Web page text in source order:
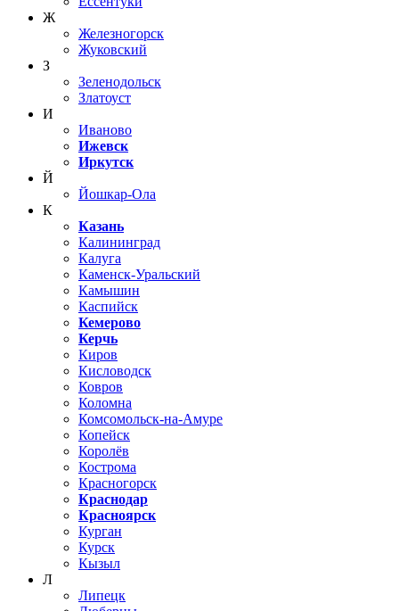
Ж
Железногорск
Жуковский
З
Зеленодольск
Златоуст
И
Иваново
Ижевск
Иркутск
Й
Йошкар-Ола
К
Казань
Калининград
Калуга
Каменск-Уральский
Камышин
Каспийск
Кемерово
Керчь
Киров
Кисловодск
Ковров
Коломна
Комсомольск-на-Амуре
Копейск
Королёв
Кострома
Красногорск
Краснодар
Красноярск
Курган
Курск
Кызыл
Л
Липецк